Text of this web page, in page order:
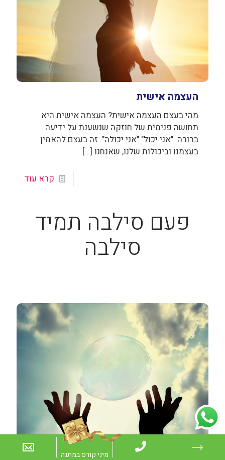
העצמה אישית
מהי בעצם העצמה אישית? העצמה אישית היא
תחושה פנימית של חוזקה שנשענת על ידיעה
ברורה: "אני יכול" "אני יכולה". זה בעצם להאמין
בעצמנו וביכולות שלנו, שאנחנו […]
קרא עוד
פעם סילבה תמיד
סילבה